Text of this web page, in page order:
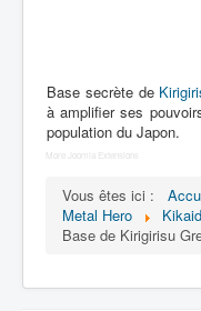
Artiste Asperger
Lexique
キカイダー)
Série
Base secrète de
à amplifier ses
population du Japon.
More Joomla Extensions
Vous êtes ici :
Metal Hero
Base de Kirigirisu